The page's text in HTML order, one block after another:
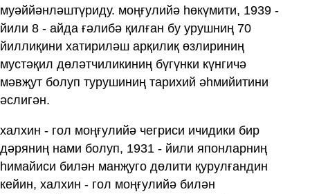
муәййәнләштүриду. моңғулийә һөкүмити, 1939 -
йили 8 - айда ғәлибә қилған бу урушниң 70
йиллиқини хатириләш арқилиқ өзлириниң
мустәқил дөләтчиликиниң бүгүнки күнгичә
мәвҗут болуп турушиниң тарихий әһмийитини
әслигән.
халхин - гол моңғулийә чегриси ичидики бир
дәряниң нами болуп, 1931 - йили японларниң
һимайиси билән манҗуго дөлити қурулғандин
кейин, халхин - гол моңғулийә билән